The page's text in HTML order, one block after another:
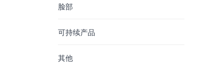
脸部
可持续产品
其他